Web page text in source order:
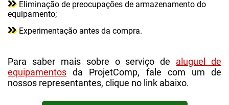
Eliminação de preocupações de armazenamento do
equipamento;
Experimentação antes da compra.
Para saber mais sobre o serviço de aluguel de
equipamentos da ProjetComp, fale com um de
nossos representantes, clique no link abaixo.